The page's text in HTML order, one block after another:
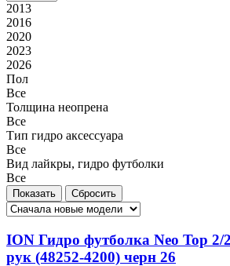
2013
2016
2020
2023
2026
Пол
Все
Толщина неопрена
Все
Тип гидро аксессуара
Все
Вид лайкры, гидро футболки
Все
ION Гидро футболка Neo Top 2/
рук (48252-4200) черн 26